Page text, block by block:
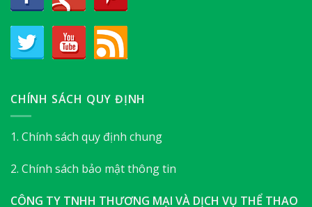
CHÍNH SÁCH QUY ĐỊNH
1. Chính sách quy định chung
2. Chính sách bảo mật thông tin
CÔNG TY TNHH THƯƠNG MẠI VÀ DỊCH VỤ THỂ THAO